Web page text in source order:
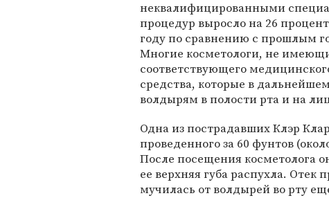
неквалифицированными
процедур выросло на 26
году по сравнению с прошлым
Многие косметологи, не
соответствующего
средства, которые в
волдырям в полости рта и на
Одна из пострадавших Клэр
проведенного за 60 фунтов
После посещения косметолога
ее верхняя губа распухла. Отек
мучилась от волдырей во рту